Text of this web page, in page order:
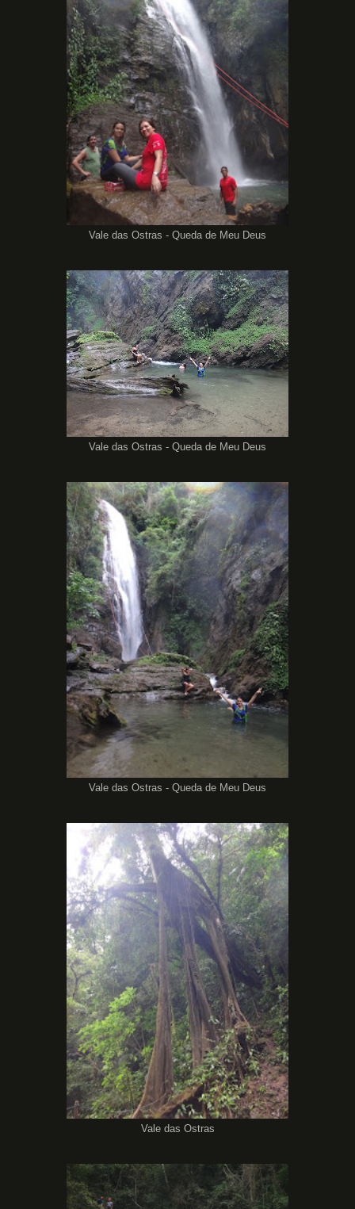
Vale das Ostras - Queda de Meu Deus
Vale das Ostras - Queda de Meu Deus
Vale das Ostras - Queda de Meu Deus
Vale das Ostras